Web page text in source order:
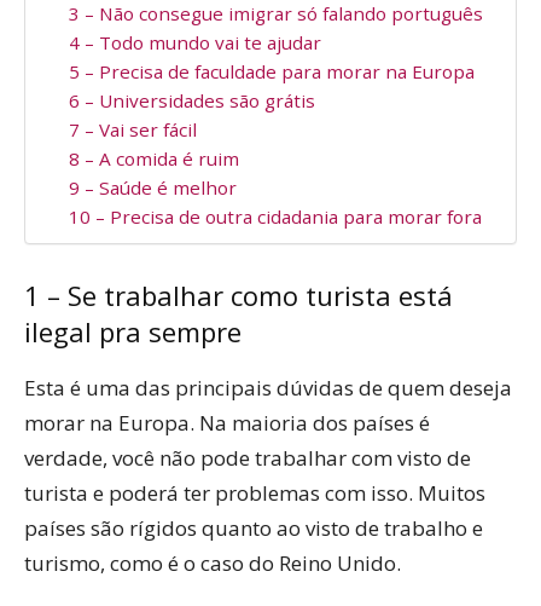
3 – Não consegue imigrar só falando português
4 – Todo mundo vai te ajudar
5 – Precisa de faculdade para morar na Europa
6 – Universidades são grátis
7 – Vai ser fácil
8 – A comida é ruim
9 – Saúde é melhor
10 – Precisa de outra cidadania para morar fora
1 – Se trabalhar como turista está
ilegal pra sempre
Esta é uma das principais dúvidas de quem deseja
morar na Europa. Na maioria dos países é
verdade, você não pode trabalhar com visto de
turista e poderá ter problemas com isso. Muitos
países são rígidos quanto ao visto de trabalho e
turismo, como é o caso do Reino Unido.